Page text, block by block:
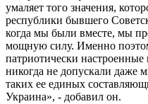
умаляет того значения,
республики бывшего
когда мы были вместе, мы
мощную силу. Именно
патриотически настроенные
никогда не допускали даже
таких ее единых
Украина», - добавил он.